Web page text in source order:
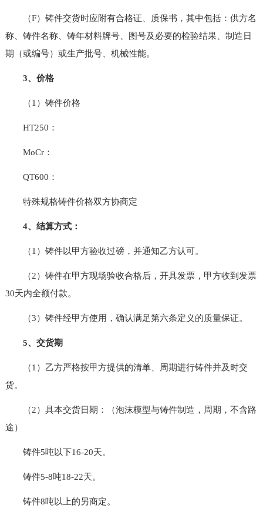
（F）铸件交货时应附有合格证、质保书，其中包括：供方名
称、铸件名称、铸年材料牌号、图号及必要的检验结果、制造日
期（或编号）或生产批号、机械性能。
3、价格
（1）铸件价格
HT250：
MoCr：
QT600：
特殊规格铸件价格双方协商定
4、结算方式：
（1）铸件以甲方验收过磅，并通知乙方认可。
（2）铸件在甲方现场验收合格后，开具发票，甲方收到发票
30天内全额付款。
（3）铸件经甲方使用，确认满足第六条定义的质量保证。
5、交货期
（1）乙方严格按甲方提供的清单、周期进行铸件并及时交
货。
（2）具本交货日期：（泡沫模型与铸件制造，周期，不含路
途）
铸件5吨以下16-20天。
铸件5-8吨18-22天。
铸件8吨以上的另商定。